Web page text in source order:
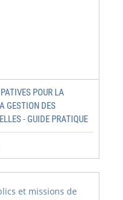
36
39
51
POUR LA
GESTION DES
- GUIDE PRATIQUE